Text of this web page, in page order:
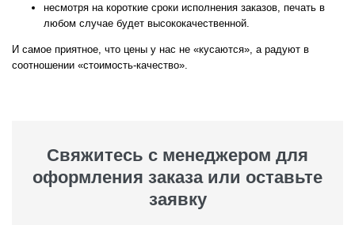
несмотря на короткие сроки исполнения заказов, печать в
любом случае будет высококачественной.
И самое приятное, что цены у нас не «кусаются», а радуют в
соотношении «стоимость-качество».
Свяжитесь с менеджером для
оформления заказа или оставьте
заявку